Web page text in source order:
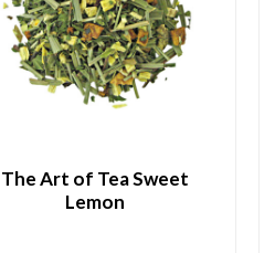
The Art of Tea Sweet
Lemon